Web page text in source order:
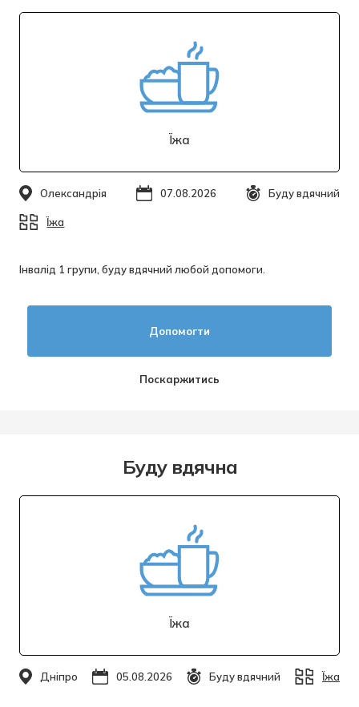
Їжа
Інвалід 1 групи, буду вдячний любой допомоги.
Олександрія 07.08.2026 Буду вдячний
Їжа
Поскаржитись
Допомогти
Буду вдячна
Їжа
Дніпро 05.08.2026 Буду вдячний Їжа